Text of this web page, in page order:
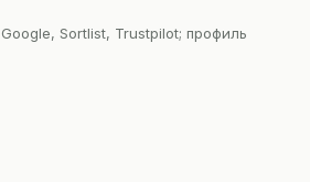
Sortlist, Trustpilot; профиль